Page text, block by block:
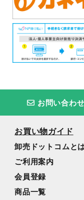
お問い合わせ
お買い物ガイド
卸売ドットコムと
ご利用案内
会員登録
商品一覧